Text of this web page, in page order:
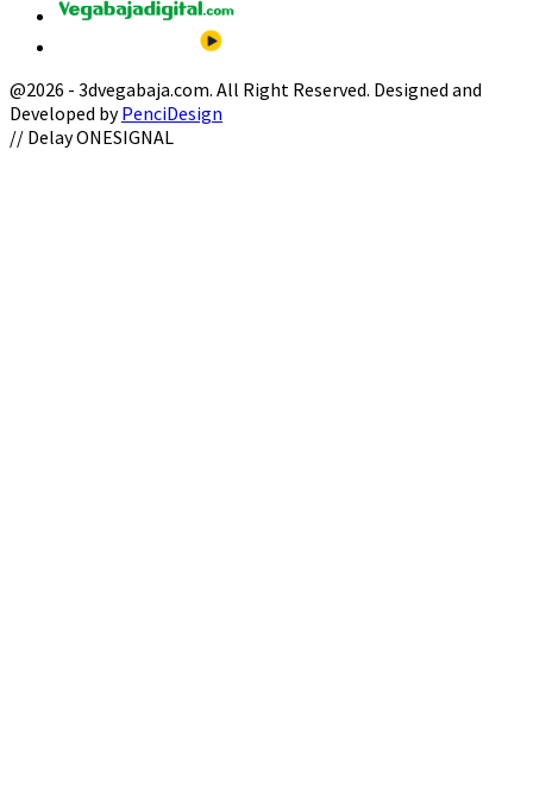
@2026 - 3dvegabaja.com. All Right Reserved. Designed and
Developed byPenciDesign
Facebook
Twitter
Instagram
Youtube
Email
// Delay ONESIGNAL